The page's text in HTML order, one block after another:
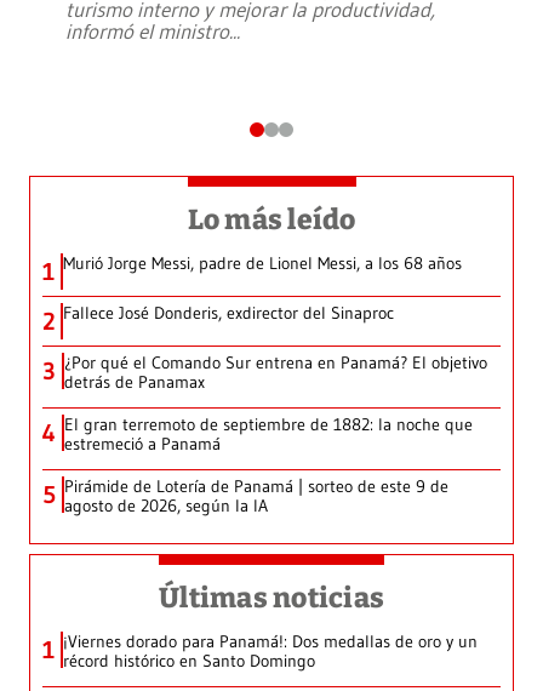
turismo interno y mejorar la productividad,
informó el ministro...
Lo más leído
1 Murió Jorge Messi, padre de Lionel Messi, a los 68 años
2 Fallece José Donderis, exdirector del Sinaproc
3 ¿Por qué el Comando Sur entrena en Panamá? El objetivo
detrás de Panamax
4 El gran terremoto de septiembre de 1882: la noche que
estremeció a Panamá
5 Pirámide de Lotería de Panamá | sorteo de este 9 de
agosto de 2026, según la IA
Últimas noticias
1 ¡Viernes dorado para Panamá!: Dos medallas de oro y un
récord histórico en Santo Domingo